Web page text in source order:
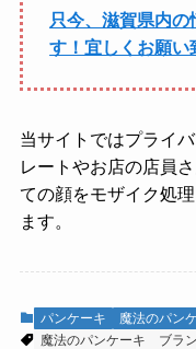
只今、滋賀県内の
す！宜しくお願い
当サイトではプライ
レートやお店の店員
ての顔をモザイク処
ます。
パンケーキ
魔法のパン
魔法のパンケーキ
ブラ